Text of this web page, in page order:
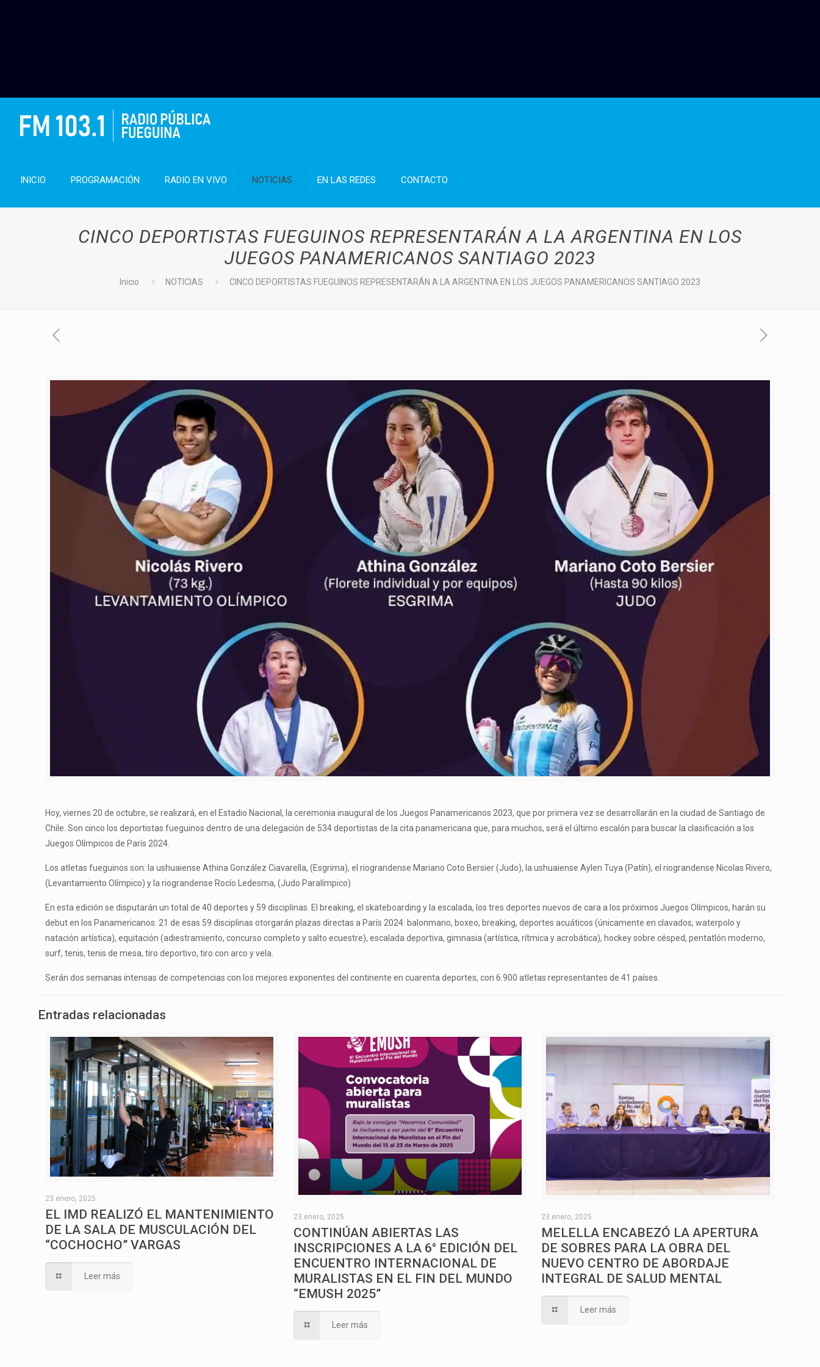
INICIO PROGRAMACIÓN RADIO EN VIVO NOTICIAS EN LAS REDES CONTACTO
CINCO DEPORTISTAS FUEGUINOS REPRESENTARÁN A LA ARGENTINA EN LOS
JUEGOS PANAMERICANOS SANTIAGO 2023
Inicio NOTICIAS CINCO DEPORTISTAS FUEGUINOS REPRESENTARÁN A LA ARGENTINA EN LOS JUEGOS PANAMERICANOS SANTIAGO 2023
Hoy, viernes 20 de octubre, se realizará, en el Estadio Nacional, la ceremonia inaugural de los Juegos Panamericanos 2023, que por primera vez se desarrollarán en la ciudad de Santiago de
Chile. Son cinco los deportistas fueguinos dentro de una delegación de 534 deportistas de la cita panamericana que, para muchos, será el último escalón para buscar la clasificación a los
Juegos Olímpicos de París 2024.
Los atletas fueguinos son: la ushuaiense Athina González Ciavarella, (Esgrima), el riograndense Mariano Coto Bersier (Judo), la ushuaiense Aylen Tuya (Patín), el riograndense Nicolas Rivero,
(Levantamiento Olímpico) y la riograndense Rocío Ledesma, (Judo Paralímpico)
En esta edición se disputarán un total de 40 deportes y 59 disciplinas. El breaking, el skateboarding y la escalada, los tres deportes nuevos de cara a los próximos Juegos Olímpicos, harán su
debut en los Panamericanos. 21 de esas 59 disciplinas otorgarán plazas directas a París 2024: balonmano, boxeo, breaking, deportes acuáticos (únicamente en clavados, waterpolo y
natación artística), equitación (adiestramiento, concurso completo y salto ecuestre), escalada deportiva, gimnasia (artística, rítmica y acrobática), hockey sobre césped, pentatlón moderno,
surf, tenis, tenis de mesa, tiro deportivo, tiro con arco y vela.
Serán dos semanas intensas de competencias con los mejores exponentes del continente en cuarenta deportes, con 6.900 atletas representantes de 41 países.
Entradas relacionadas
23 enero, 2025
EL IMD REALIZÓ EL MANTENIMIENTO
DE LA SALA DE MUSCULACIÓN DEL
“COCHOCHO” VARGAS
Leer más
23 enero, 2025
CONTINÚAN ABIERTAS LAS
INSCRIPCIONES A LA 6° EDICIÓN DEL
ENCUENTRO INTERNACIONAL DE
MURALISTAS EN EL FIN DEL MUNDO
“EMUSH 2025”
Leer más
23 enero, 2025
MELELLA ENCABEZÓ LA APERTURA
DE SOBRES PARA LA OBRA DEL
NUEVO CENTRO DE ABORDAJE
INTEGRAL DE SALUD MENTAL
Leer más